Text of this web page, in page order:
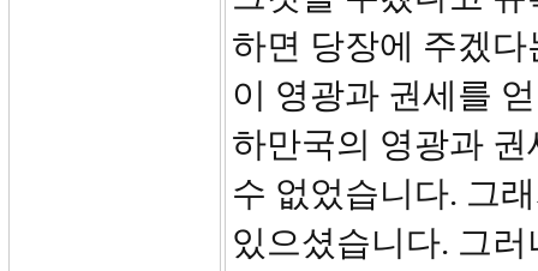
하면 당장에 주겠
이 영광과 권세를
하만국의 영광과
수 없었습니다. 그
있으셨습니다. 그